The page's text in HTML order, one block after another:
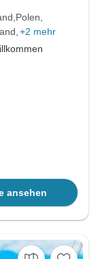
Polen
+2 mehr
ansehen